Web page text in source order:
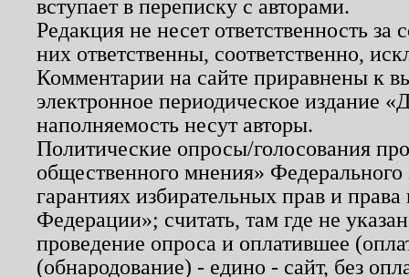
вступает в переписку с авторами.
Редакция не несет ответственность
них ответственны, соответственно,
Комментарии на сайте приравнены к
электронное периодическое издание
наполняемость несут авторы.
Политические опросы/голосования
общественного мнения»
гарантиях избирательных прав и
Федерации»; считать, там где не
проведение опроса и оплатившее
(обнародование) - едино - сайт, без